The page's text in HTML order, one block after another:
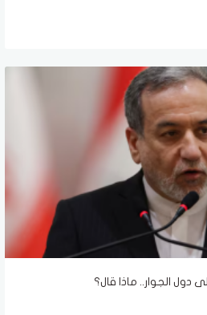
دول الجوار.. ماذا قال؟